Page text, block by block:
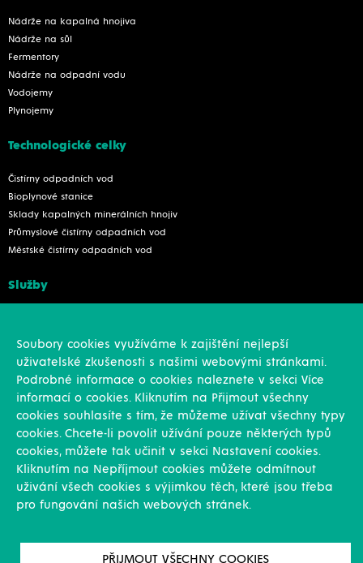
Nádrže na kapalná hnojiva
Nádrže na sůl
Fermentory
Nádrže na odpadní vodu
Vodojemy
Plynojemy
Technologické celky
Čistírny odpadních vod
Bioplynové stanice
Sklady kapalných minerálních hnojiv
Průmyslové čistírny odpadních vod
Městské čistírny odpadních vod
Služby
Novinky
Reference
Kariéra
Soubory cookies využíváme k zajištění nejlepší
uživatelské zkušenosti s našimi webovými stránkami.
Podrobné informace o cookies naleznete v sekci Více
informací o cookies. Kliknutím na Přijmout všechny
cookies souhlasíte s tím, že můžeme užívat všechny typy
cookies. Chcete-li povolit užívání pouze některých typů
cookies, můžete tak učinit v sekci Nastavení cookies.
Kliknutím na Nepříjmout cookies můžete odmítnout
uživání všech cookies s výjimkou těch, které jsou třeba
pro fungování našich webových stránek.
PŘIJMOUT VŠECHNY COOKIES